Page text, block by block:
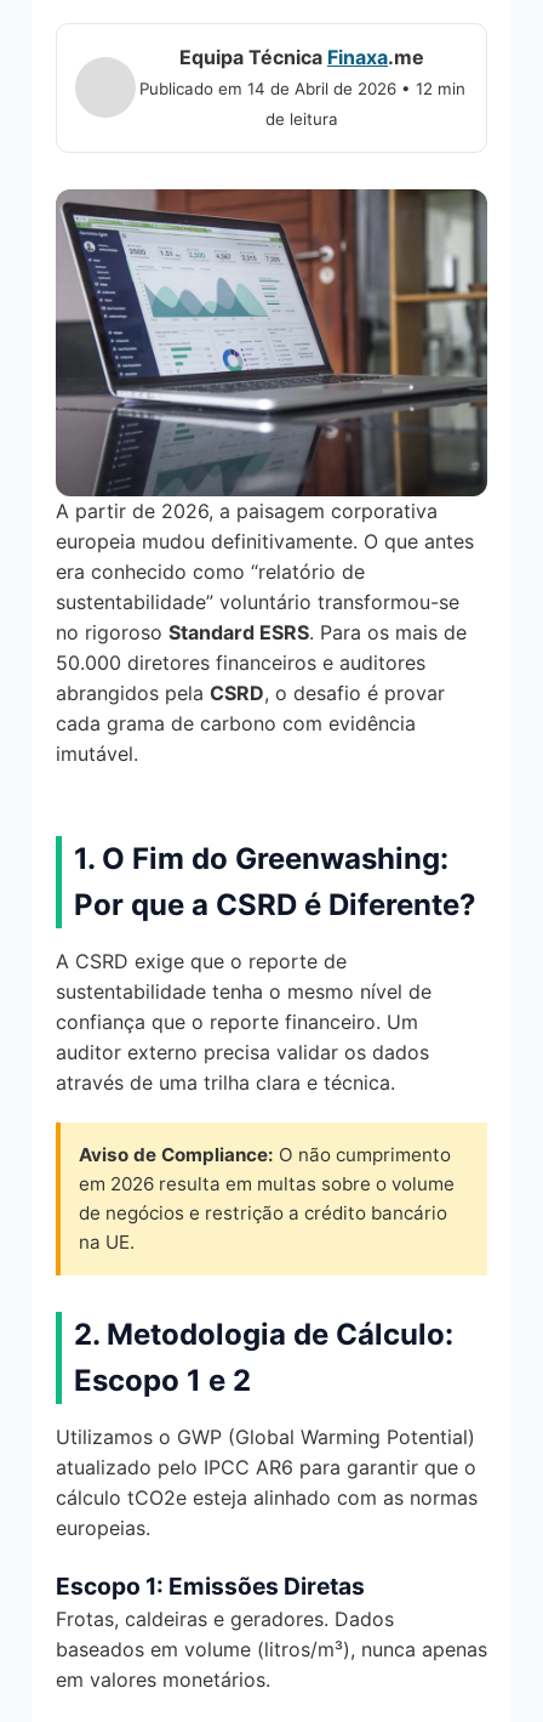
Equipa Técnica Finaxa.me
Publicado em 14 de Abril de 2026 • 12 min
de leitura
A partir de 2026, a paisagem corporativa
europeia mudou definitivamente. O que antes
era conhecido como “relatório de
sustentabilidade” voluntário transformou-se
no rigoroso Standard ESRS. Para os mais de
50.000 diretores financeiros e auditores
abrangidos pela CSRD, o desafio é provar
cada grama de carbono com evidência
imutável.
1. O Fim do Greenwashing:
Por que a CSRD é Diferente?
A CSRD exige que o reporte de
sustentabilidade tenha o mesmo nível de
confiança que o reporte financeiro. Um
auditor externo precisa validar os dados
através de uma trilha clara e técnica.
Aviso de Compliance: O não cumprimento
em 2026 resulta em multas sobre o volume
de negócios e restrição a crédito bancário
na UE.
2. Metodologia de Cálculo:
Escopo 1 e 2
Utilizamos o GWP (Global Warming Potential)
atualizado pelo IPCC AR6 para garantir que o
cálculo tCO2e esteja alinhado com as normas
europeias.
Escopo 1: Emissões Diretas
Frotas, caldeiras e geradores. Dados
baseados em volume (litros/m³), nunca apenas
em valores monetários.